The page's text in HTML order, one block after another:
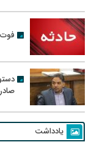
فوت کودک ۷
یادداشت